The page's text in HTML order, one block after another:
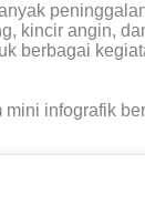
kincir angin,
berbagai
infografik